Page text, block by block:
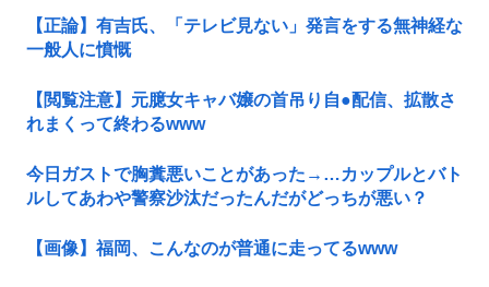
【正論】有吉氏、「テレビ見ない」発言をする無神経な
一般人に憤慨
【閲覧注意】元臆女キャバ嬢の首吊り自●配信、拡散さ
れまくって終わるwww
今日ガストで胸糞悪いことがあった→…カップルとバト
ルしてあわや警察沙汰だったんだがどっちが悪い？
【画像】福岡、こんなのが普通に走ってるwww